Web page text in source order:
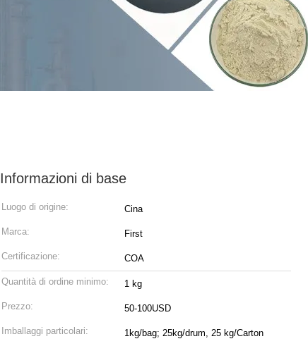
Informazioni di base
Luogo di origine: Cina
Marca: First
Certificazione: COA
Quantità di ordine minimo: 1 kg
Prezzo: 50-100USD
Imballaggi particolari: 1kg/bag; 25kg/drum, 25 kg/Carton